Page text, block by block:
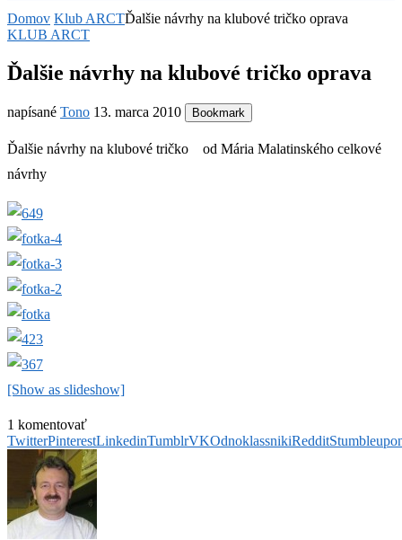
Domov Klub ARCTĎalšie návrhy na klubové tričko oprava
KLUB ARCT
Ďalšie návrhy na klubové tričko oprava
napísané Tono 13. marca 2010 Bookmark
Ďalšie návrhy na klubové tričko od Mária Malatinského celkové
návrhy
[Show as slideshow]
1 komentovať
TwitterPinterestLinkedinTumblrVKOdnoklassnikiReddit